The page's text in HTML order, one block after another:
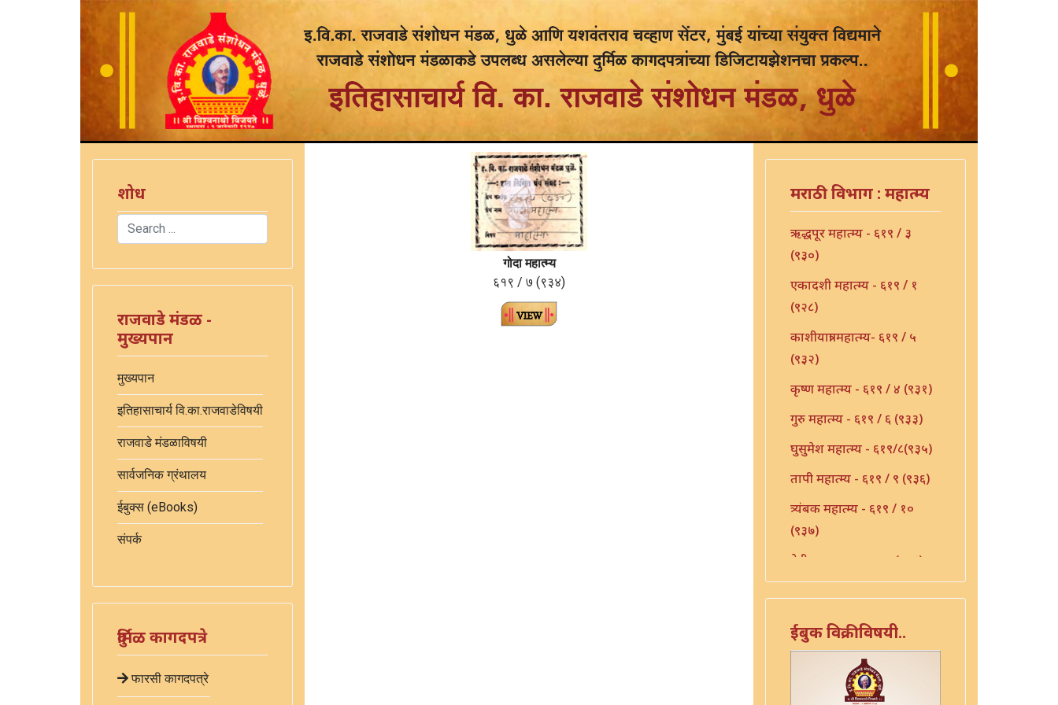
शोध
Search
राजवाडे मंडळ -
मुख्यपान
मुख्यपान
इतिहासाचार्य वि.का.राजवाडेविषयी
राजवाडे मंडळाविषयी
सार्वजनिक ग्रंथालय
ईबुक्स (eBooks)
संपर्क
दुर्मिळ कागदपत्रे
फारसी कागदपत्रे
गोदा महात्म्य
६१९ / ७ (९३४)
मराठी विभाग : महात्म्य
ऋद्धपूर महात्म्य - ६१९ / ३
(९३०)
एकादशी महात्म्य - ६१९ / १
(९२८)
काशीयात्रा महात्म्य- ६१९ / ५
(९३२)
कृष्ण महात्म्य - ६१९ / ४ (९३१)
गुरु महात्म्य - ६१९ / ६ (९३३)
घुसुमेश महात्म्य - ६१९/८(९३५)
तापी महात्म्य - ६१९ / ९ (९३६)
त्र्यंबक महात्म्य - ६१९ / १०
(९३७)
देवी महात्म्य - ६१९-११(९३८)
पांडुरंग महात्म्य - ६१९ / १३
पांडुरंग महात्म्य - ६१९ / १५
ईबुक विक्रीविषयी..